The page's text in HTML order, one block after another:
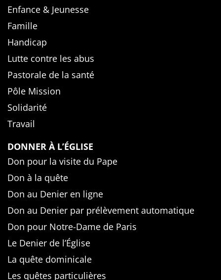
Enfance & Jeunesse
Famille
Handicap
Lutte contre les abus
Pastorale de la santé
Pôle Mission
Solidarité
Travail
DONNER À L’ÉGLISE
Don pour la visite du Pape
Don à la quête
Don au Denier en ligne
Don au Denier par prélèvement automatique
Don pour Notre-Dame de Paris
Le Denier de l’Église
La quête dominicale
Les quêtes particulières